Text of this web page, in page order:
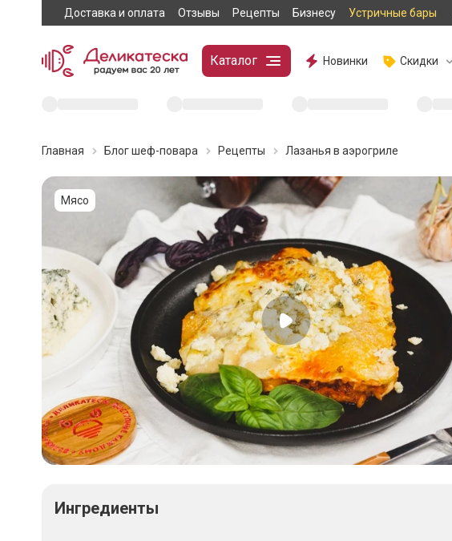
Доставка и оплата Отзывы Рецепты Бизнесу Устричные бары
Каталог Новинки Скидки
Главная Блог шеф-повара Рецепты Лазанья в аэрогриле
Мясо
Ингредиенты